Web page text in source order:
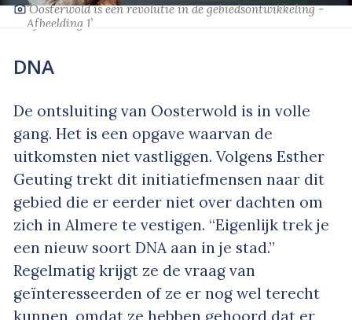
‘Oosterwold is een revolutie in de gebiedsontwikkeling -
Afbeelding 1’
DNA
De ontsluiting van Oosterwold is in volle
gang. Het is een opgave waarvan de
uitkomsten niet vastliggen. Volgens Esther
Geuting trekt dit initiatiefmensen naar dit
gebied die er eerder niet over dachten om
zich in Almere te vestigen. “Eigenlijk trek je
een nieuw soort DNA aan in je stad.”
Regelmatig krijgt ze de vraag van
geïnteresseerden of ze er nog wel terecht